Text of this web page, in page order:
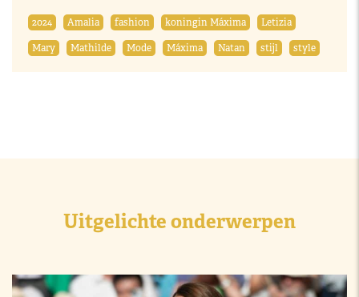
2024 Amalia fashion koningin Máxima
Letizia
Mary
Mathilde Mode Máxima Natan stijl style
Uitgelichte onderwerpen